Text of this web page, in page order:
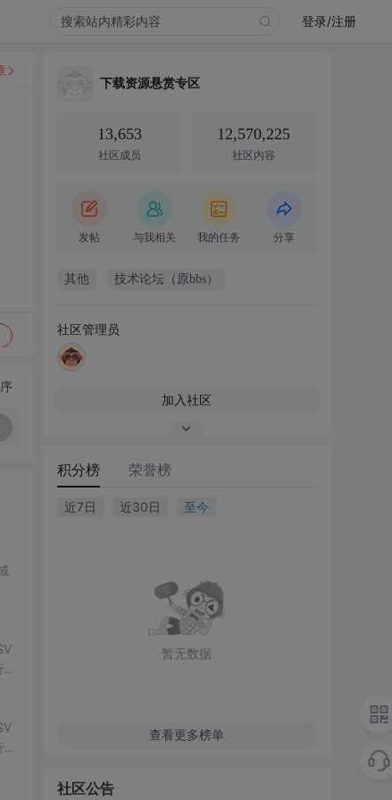
登录/注册
下载资源悬赏专区
13,653
社区成员
12,570,225
社区内容
发帖 与我相关 我的任务 分享
其他 技术论坛（原bbs）
社区管理员
加入社区
积分榜 荣誉榜
近7日 近30日 至今
暂无数据
查看更多榜单
社区公告